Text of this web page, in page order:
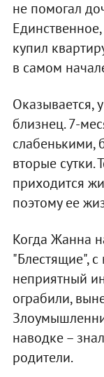
не помогал
купил
в самом
Оказывается,
близнец. 7-
слабенькими,
вторые сутки.
приходится
поэтому ее
Когда Жанна
"Блестящие",
неприятный
ограбили,
наводке –
родители.